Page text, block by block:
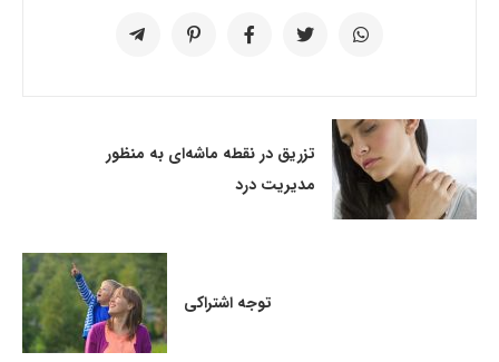
تزریق در نقطه ماشه‌ای به منظور
مدیریت درد
توجه اشتراکی